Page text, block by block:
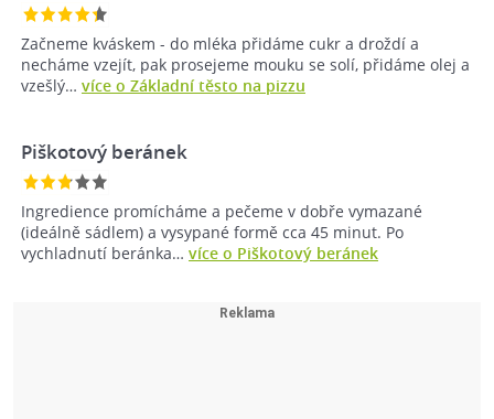
Začneme kváskem - do mléka přidáme cukr a droždí a
necháme vzejít, pak prosejeme mouku se solí, přidáme olej a
vzešlý… více o Základní těsto na pizzu
Piškotový beránek
Ingredience promícháme a pečeme v dobře vymazané
(ideálně sádlem) a vysypané formě cca 45 minut. Po
vychladnutí beránka… více o Piškotový beránek